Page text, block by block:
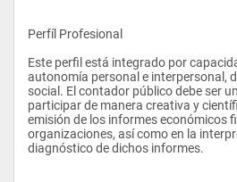
Perfíl Profesional
Este perfil está integrado por
autonomía personal e interpersonal,
social. El contador público debe ser
participar de manera creativa y
emisión de los informes económicos
organizaciones, así como en la
diagnóstico de dichos informes.